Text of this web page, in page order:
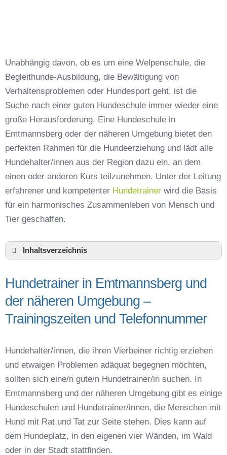
Unabhängig davon, ob es um eine Welpenschule, die
Begleithunde-Ausbildung, die Bewältigung von
Verhaltensproblemen oder Hundesport geht, ist die
Suche nach einer guten Hundeschule immer wieder eine
große Herausforderung. Eine Hundeschule in
Emtmannsberg oder der näheren Umgebung bietet den
perfekten Rahmen für die Hundeerziehung und lädt alle
Hundehalter/innen aus der Region dazu ein, an dem
einen oder anderen Kurs teilzunehmen. Unter der Leitung
erfahrener und kompetenter Hundetrainer wird die Basis
für ein harmonisches Zusammenleben von Mensch und
Tier geschaffen.
Inhaltsverzeichnis
Hundetrainer in Emtmannsberg und der näheren
Telefonnummer
Das macht einen guten Hundetrainer aus
Hundetrainer Ausbildung in Emtmannsberg oder
online
Hundezubehör für das Training und
Hundespielzeug zur Beschäftigung
Preisvergleich der Hundeschulen in
Emtmannsberg
Hundeschulen vs. Hundesportvereine in
Emtmannsberg
Hundetrainer in Emtmannsberg und
der näheren Umgebung –
Trainingszeiten und Telefonnummer
Hundehalter/innen, die ihren Vierbeiner richtig erziehen
und etwaigen Problemen adäquat begegnen möchten,
sollten sich eine/n gute/n Hundetrainer/in suchen. In
Emtmannsberg und der näheren Umgebung gibt es einige
Hundeschulen und Hundetrainer/innen, die Menschen mit
Hund mit Rat und Tat zur Seite stehen. Dies kann auf
dem Hundeplatz, in den eigenen vier Wänden, im Wald
oder in der Stadt stattfinden.